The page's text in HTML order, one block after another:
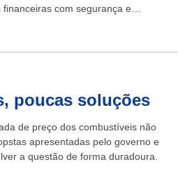
com segurança e
poucas soluções
de preço dos combustíveis não
apresentadas pelo governo e
a questão de forma duradoura.